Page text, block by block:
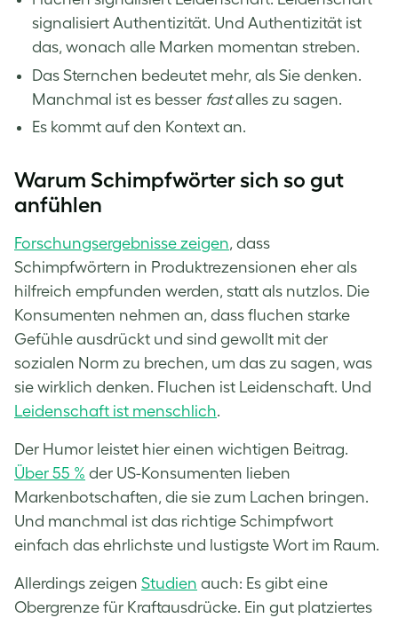
signalisiert Authentizität. Und Authentizität ist
das, wonach alle Marken momentan streben.
Das Sternchen bedeutet mehr, als Sie denken.
Manchmal ist es besser fastalles zu sagen.
Es kommt auf den Kontext an.
Warum Schimpfwörter sich so gut
anfühlen
Forschungsergebnisse zeigen, dass
Schimpfwörtern in Produktrezensionen eher als
hilfreich empfunden werden, statt als nutzlos. Die
Konsumenten nehmen an, dass fluchen starke
Gefühle ausdrückt und sind gewollt mit der
sozialen Norm zu brechen, um das zu sagen, was
sie wirklich denken. Fluchen ist Leidenschaft. Und
Leidenschaft ist menschlich.
Der Humor leistet hier einen wichtigen Beitrag.
Über 55 % der US-Konsumenten lieben
Markenbotschaften, die sie zum Lachen bringen.
Und manchmal ist das richtige Schimpfwort
einfach das ehrlichste und lustigste Wort im Raum.
Allerdings zeigen Studien auch: Es gibt eine
Obergrenze für Kraftausdrücke. Ein gut platziertes